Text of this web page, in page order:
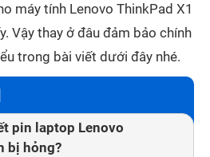
máy tính Lenovo ThinkPad X1
Vậy thay ở đâu đảm bảo chính
trong bài viết dưới đây nhé.
pin laptop Lenovo
bị hỏng?